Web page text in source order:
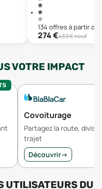
134 offresà partir de :
274€439€ neuf
VOTRE IMPACT
Covoiturage
Partagez la route,
trajet
Découvrir→
UTILISATEURS DU